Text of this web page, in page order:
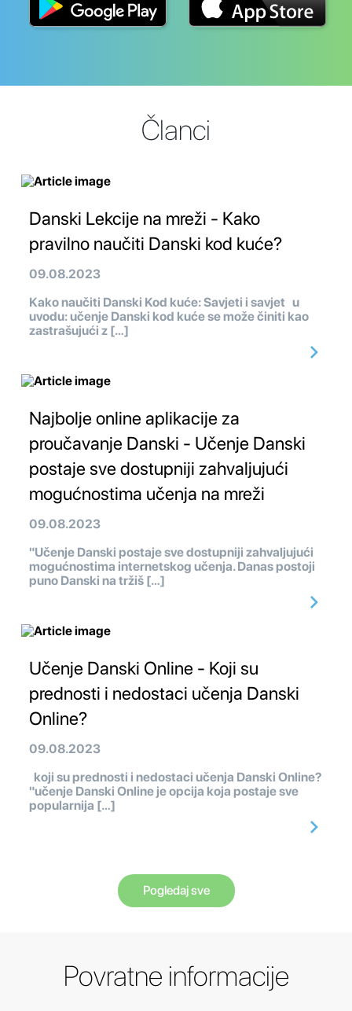
Članci
Danski Lekcije na mreži - Kako
pravilno naučiti Danski kod kuće?
09.08.2023
Kako naučiti Danski Kod kuće: Savjeti i savjet u
uvodu: učenje Danski kod kuće se može činiti kao
zastrašujući z […]
Najbolje online aplikacije za
proučavanje Danski - Učenje Danski
postaje sve dostupniji zahvaljujući
mogućnostima učenja na mreži
09.08.2023
"Učenje Danski postaje sve dostupniji zahvaljujući
mogućnostima internetskog učenja. Danas postoji
puno Danski na tržiš […]
Učenje Danski Online - Koji su
prednosti i nedostaci učenja Danski
Online?
09.08.2023
koji su prednosti i nedostaci učenja Danski Online?
"učenje Danski Online je opcija koja postaje sve
popularnija […]
Pogledaj sve
Povratne informacije